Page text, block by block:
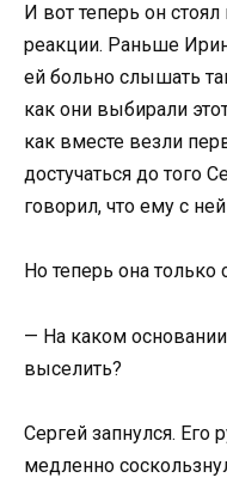
И вот теперь он
реакции. Раньше
ей больно слышать
как они выбирали
как вместе везли
достучаться до того
говорил, что ему с
Но теперь она только
— На каком
выселить?
Сергей запнулся. Его
медленно